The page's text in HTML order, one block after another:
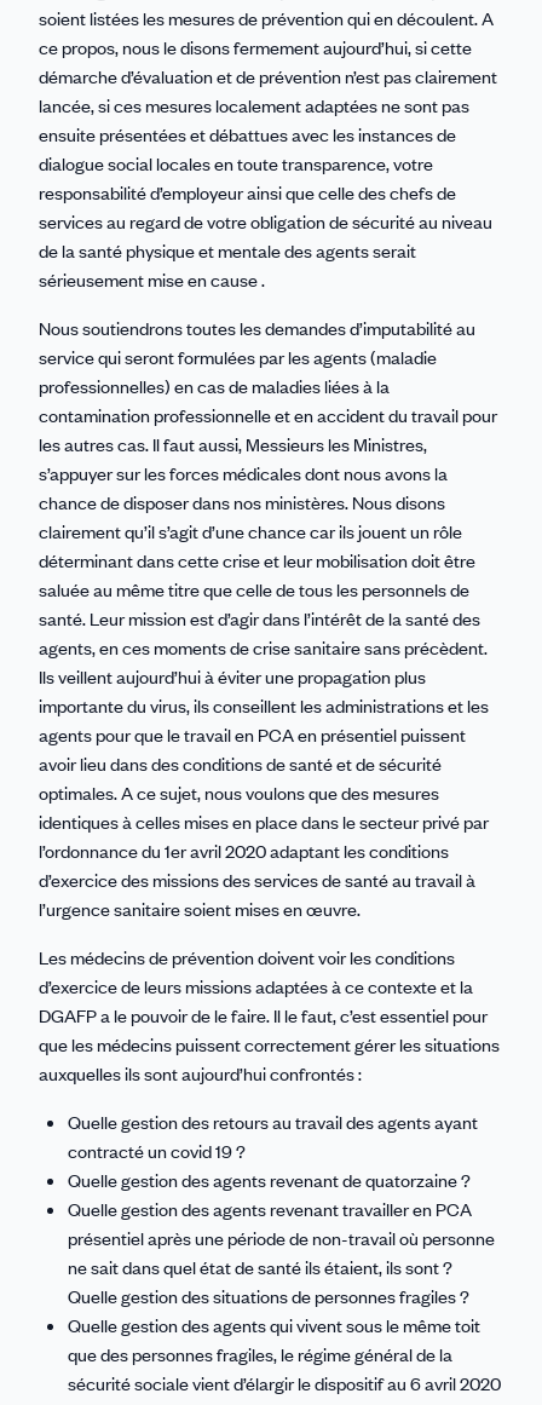
soient listées les mesures de prévention qui en découlent. A
ce propos, nous le disons fermement aujourd’hui, si cette
démarche d’évaluation et de prévention n’est pas clairement
lancée, si ces mesures localement adaptées ne sont pas
ensuite présentées et débattues avec les instances de
dialogue social locales en toute transparence, votre
responsabilité d’employeur ainsi que celle des chefs de
services au regard de votre obligation de sécurité au niveau
de la santé physique et mentale des agents serait
sérieusement mise en cause .
Nous soutiendrons toutes les demandes d’imputabilité au
service qui seront formulées par les agents (maladie
professionnelles) en cas de maladies liées à la
contamination professionnelle et en accident du travail pour
les autres cas. Il faut aussi, Messieurs les Ministres,
s’appuyer sur les forces médicales dont nous avons la
chance de disposer dans nos ministères. Nous disons
clairement qu’il s’agit d’une chance car ils jouent un rôle
déterminant dans cette crise et leur mobilisation doit être
saluée au même titre que celle de tous les personnels de
santé. Leur mission est d’agir dans l’intérêt de la santé des
agents, en ces moments de crise sanitaire sans précèdent.
Ils veillent aujourd’hui à éviter une propagation plus
importante du virus, ils conseillent les administrations et les
agents pour que le travail en PCA en présentiel puissent
avoir lieu dans des conditions de santé et de sécurité
optimales. A ce sujet, nous voulons que des mesures
identiques à celles mises en place dans le secteur privé par
l’ordonnance du 1er avril 2020 adaptant les conditions
d’exercice des missions des services de santé au travail à
l’urgence sanitaire soient mises en œuvre.
Les médecins de prévention doivent voir les conditions
d’exercice de leurs missions adaptées à ce contexte et la
DGAFP a le pouvoir de le faire. Il le faut, c’est essentiel pour
que les médecins puissent correctement gérer les situations
auxquelles ils sont aujourd’hui confrontés :
Quelle gestion des retours au travail des agents ayant
contracté un covid 19 ?
Quelle gestion des agents revenant de quatorzaine ?
Quelle gestion des agents revenant travailler en PCA
présentiel après une période de non-travail où personne
ne sait dans quel état de santé ils étaient, ils sont ?
Quelle gestion des situations de personnes fragiles ?
Quelle gestion des agents qui vivent sous le même toit
que des personnes fragiles, le régime général de la
sécurité sociale vient d’élargir le dispositif au 6 avril 2020